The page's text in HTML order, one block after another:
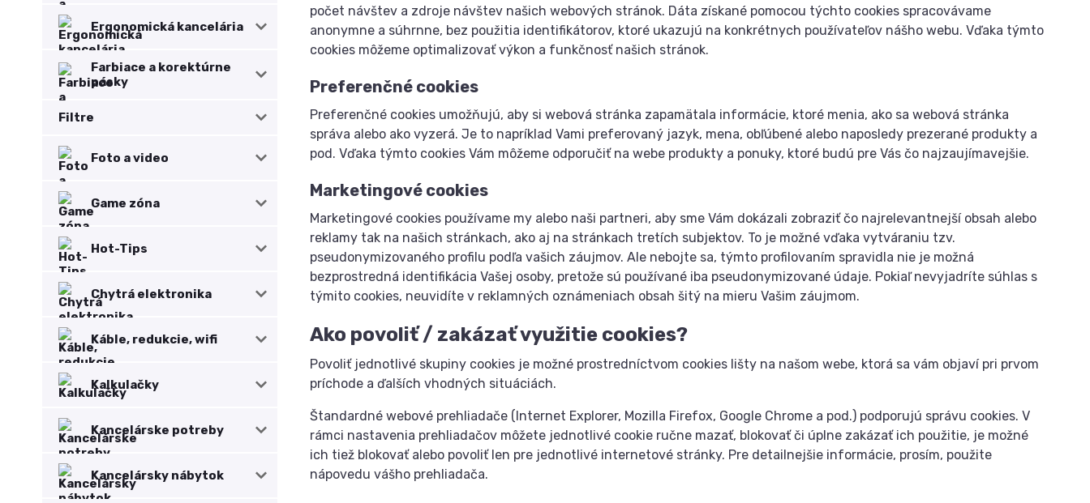
Ergonomická kancelária
Farbiace a korektúrne
pásky
Filtre
Foto a video
Game zóna
Hot-Tips
Chytrá elektronika
Káble, redukcie, wifi
Kalkulačky
Kancelárske potreby
Kancelársky nábytok
počet návštev a zdroje návštev našich webových stránok. Dáta získané pomocou týchto cookies spracovávame
anonymne a súhrnne, bez použitia identifikátorov, ktoré ukazujú na konkrétnych používateľov nášho webu. Vďaka týmto
cookies môžeme optimalizovať výkon a funkčnosť našich stránok.
Preferenčné cookies
Preferenčné cookies umožňujú, aby si webová stránka zapamätala informácie, ktoré menia, ako sa webová stránka
správa alebo ako vyzerá. Je to napríklad Vami preferovaný jazyk, mena, obľúbené alebo naposledy prezerané produkty a
pod. Vďaka týmto cookies Vám môžeme odporučiť na webe produkty a ponuky, ktoré budú pre Vás čo najzaujímavejšie.
Marketingové cookies
Marketingové cookies používame my alebo naši partneri, aby sme Vám dokázali zobraziť čo najrelevantnejší obsah alebo
reklamy tak na našich stránkach, ako aj na stránkach tretích subjektov. To je možné vďaka vytváraniu tzv.
pseudonymizovaného profilu podľa vašich záujmov. Ale nebojte sa, týmto profilovaním spravidla nie je možná
bezprostredná identifikácia Vašej osoby, pretože sú používané iba pseudonymizované údaje. Pokiaľ nevyjadríte súhlas s
týmito cookies, neuvidíte v reklamných oznámeniach obsah šitý na mieru Vašim záujmom.
Ako povoliť / zakázať využitie cookies?
Povoliť jednotlivé skupiny cookies je možné prostredníctvom cookies lišty na našom webe, ktorá sa vám objaví pri prvom
príchode a ďalších vhodných situáciách.
Štandardné webové prehliadače (Internet Explorer, Mozilla Firefox, Google Chrome a pod.) podporujú správu cookies. V
rámci nastavenia prehliadačov môžete jednotlivé cookie ručne mazať, blokovať či úplne zakázať ich použitie, je možné
ich tiež blokovať alebo povoliť len pre jednotlivé internetové stránky. Pre detailnejšie informácie, prosím, použite
nápovedu vášho prehliadača.